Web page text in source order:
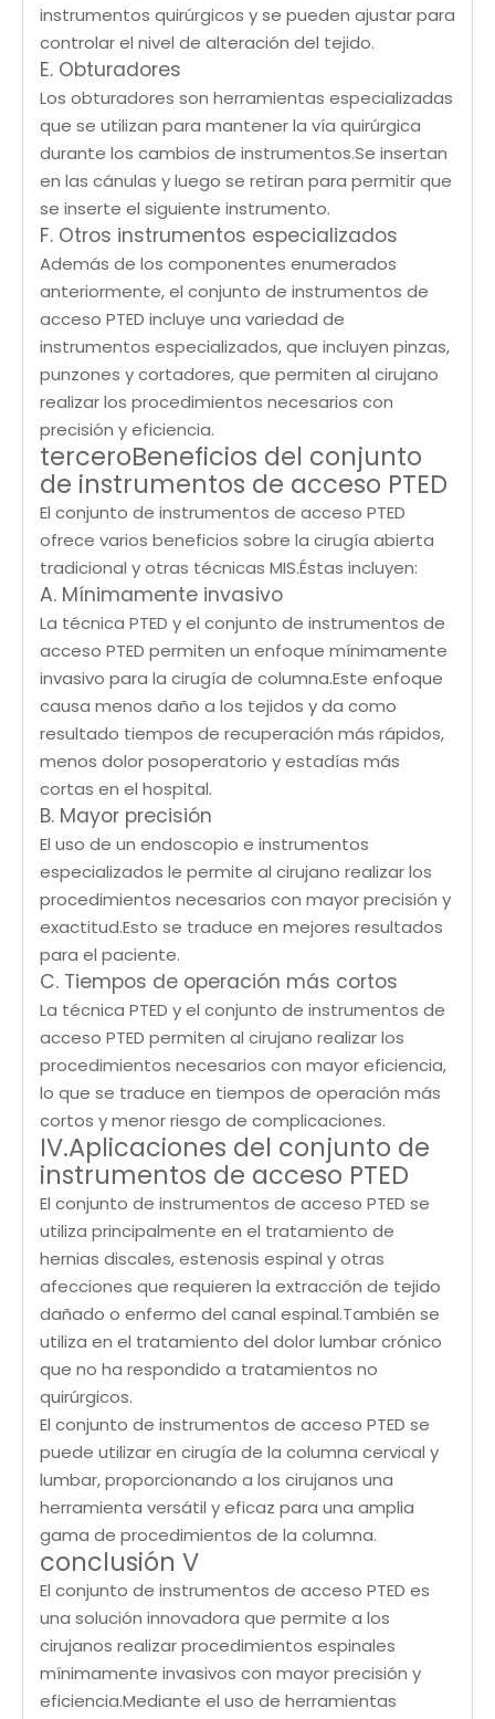
instrumentos quirúrgicos y se pueden ajustar para
controlar el nivel de alteración del tejido.
E. Obturadores
Los obturadores son herramientas especializadas
que se utilizan para mantener la vía quirúrgica
durante los cambios de instrumentos.Se insertan
en las cánulas y luego se retiran para permitir que
se inserte el siguiente instrumento.
F. Otros instrumentos especializados
Además de los componentes enumerados
anteriormente, el conjunto de instrumentos de
acceso PTED incluye una variedad de
instrumentos especializados, que incluyen pinzas,
punzones y cortadores, que permiten al cirujano
realizar los procedimientos necesarios con
precisión y eficiencia.
terceroBeneficios del conjunto
de instrumentos de acceso PTED
El conjunto de instrumentos de acceso PTED
ofrece varios beneficios sobre la cirugía abierta
tradicional y otras técnicas MIS.Éstas incluyen:
A. Mínimamente invasivo
La técnica PTED y el conjunto de instrumentos de
acceso PTED permiten un enfoque mínimamente
invasivo para la cirugía de columna.Este enfoque
causa menos daño a los tejidos y da como
resultado tiempos de recuperación más rápidos,
menos dolor posoperatorio y estadías más
cortas en el hospital.
B. Mayor precisión
El uso de un endoscopio e instrumentos
especializados le permite al cirujano realizar los
procedimientos necesarios con mayor precisión y
exactitud.Esto se traduce en mejores resultados
para el paciente.
C. Tiempos de operación más cortos
La técnica PTED y el conjunto de instrumentos de
acceso PTED permiten al cirujano realizar los
procedimientos necesarios con mayor eficiencia,
lo que se traduce en tiempos de operación más
cortos y menor riesgo de complicaciones.
IV.Aplicaciones del conjunto de
instrumentos de acceso PTED
El conjunto de instrumentos de acceso PTED se
utiliza principalmente en el tratamiento de
hernias discales, estenosis espinal y otras
afecciones que requieren la extracción de tejido
dañado o enfermo del canal espinal.También se
utiliza en el tratamiento del dolor lumbar crónico
que no ha respondido a tratamientos no
quirúrgicos.
El conjunto de instrumentos de acceso PTED se
puede utilizar en cirugía de la columna cervical y
lumbar, proporcionando a los cirujanos una
herramienta versátil y eficaz para una amplia
gama de procedimientos de la columna.
conclusión V
El conjunto de instrumentos de acceso PTED es
una solución innovadora que permite a los
cirujanos realizar procedimientos espinales
mínimamente invasivos con mayor precisión y
eficiencia.Mediante el uso de herramientas